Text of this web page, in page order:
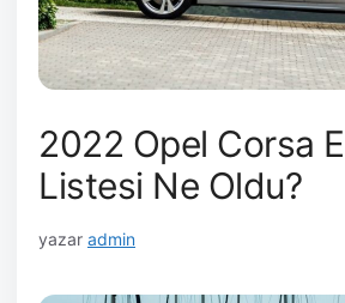
2022 Opel Corsa
Listesi Ne Oldu?
yazar admin